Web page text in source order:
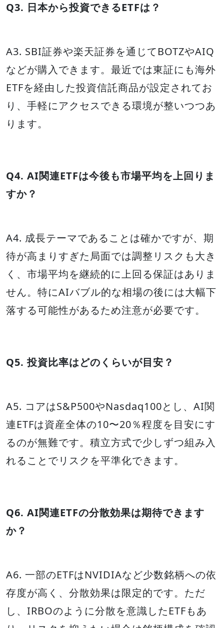
Q3. 日本から投資できるETFは？
A3. SBI証券や楽天証券を通じてBOTZやAIQ
などが購入できます。最近では東証にも海外
ETFを経由した投資信託商品が設定されてお
り、手軽にアクセスできる環境が整いつつあ
ります。
Q4. AI関連ETFは今後も市場平均を上回りま
すか？
A4. 成長テーマであることは確かですが、期
待が高まりすぎた局面では調整リスクも大き
く、市場平均を継続的に上回る保証はありま
せん。特にAIバブル的な相場の後には大幅下
落する可能性があるため注意が必要です。
Q5. 投資比率はどのくらいが目安？
A5. コアはS&P500やNasdaq100とし、AI関
連ETFは資産全体の10〜20％程度を目安にす
るのが無難です。積立方式で少しずつ組み入
れることでリスクを平準化できます。
Q6. AI関連ETFの分散効果は期待できます
か？
A6. 一部のETFはNVIDIAなど少数銘柄への依
存度が高く、分散効果は限定的です。ただ
し、IRBOのように分散を意識したETFもあ